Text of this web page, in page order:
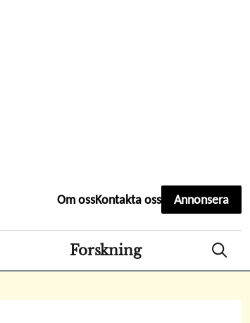
Second
header
menu
Om ossKontakta oss Annonsera
Forskning